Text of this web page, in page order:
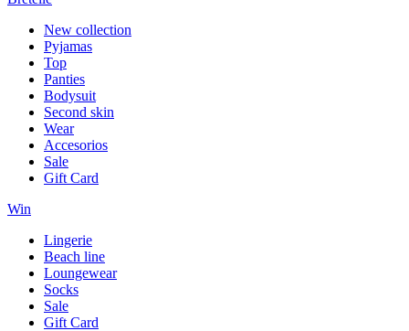
New collection
Pyjamas
Top
Panties
Bodysuit
Second skin
Wear
Accesorios
Sale
Gift Card
Win
Lingerie
Beach line
Loungewear
Socks
Sale
Gift Card